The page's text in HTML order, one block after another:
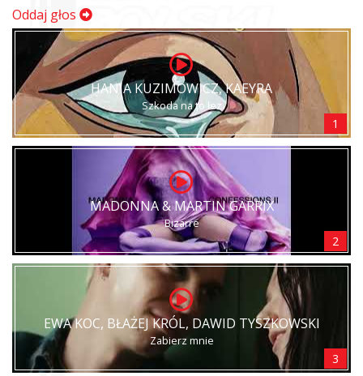
Oddaj głos
HANIA KUZIMOWICZ, KAEYRA
Szkoda na to łez
1
MADONNA & MARTIN GARRIX
Bizarre
2
EWA KOC, BŁAŻEJ KRÓL, DAWID TYSZKOWSKI
Zabierz mnie
3